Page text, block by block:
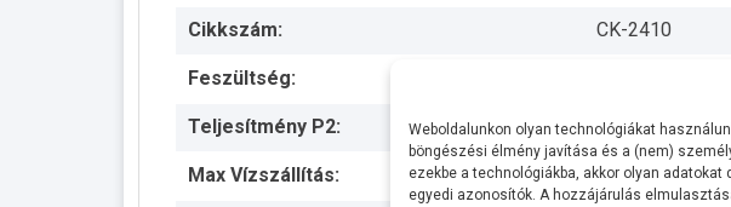
Cikkszám: CK-2410
Feszültség:
Teljesítmény P2: 1100W
Max Vízszállítás: 90 liter/perc
Weboldalunkon olyan technológiákat
böngészési élmény javítása és a (nem)
ezekbe a technológiákba, akkor olyan
egyedi azonosítók. A hozzájárulás